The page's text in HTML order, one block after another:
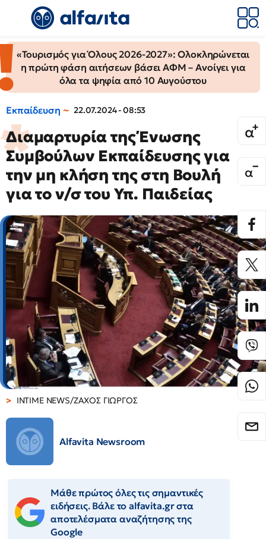
«Τουρισμός για Όλους 2026-2027»: Ολοκληρώνεται
η πρώτη φάση αιτήσεων βάσει ΑΦΜ – Ανοίγει για
όλα τα ψηφία από 10 Αυγούστου
Εκπαίδευση 22.07.2024 - 08:53
Διαμαρτυρία της Ένωσης
Συμβούλων Εκπαίδευσης για
την μη κλήση της στη Βουλή
για το ν/σ του Υπ. Παιδείας
INTIME NEWS/ΖΑΧΟΣ ΓΙΩΡΓΟΣ
Alfavita Newsroom
Μάθε πρώτος όλες τις σημαντικές
ειδήσεις. Βάλε το alfavita.gr στα
αποτελέσματα αναζήτησης της
Google